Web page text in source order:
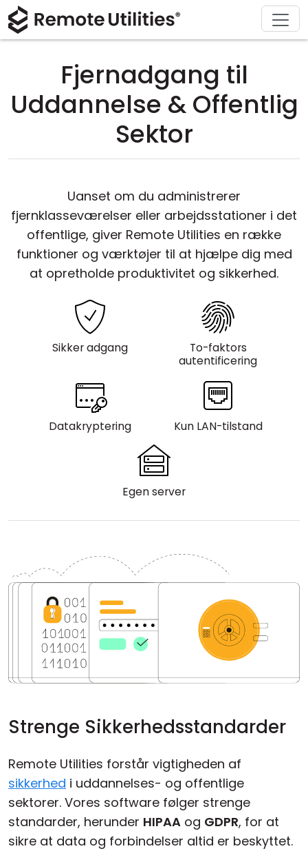
Fjernadgang til
Uddannelse & Offentlig
Sektor
Uanset om du administrerer
fjernklasseværelser eller arbejdsstationer i det
offentlige, giver Remote Utilities en række
funktioner og værktøjer til at hjælpe dig med
at opretholde produktivitet og sikkerhed.
Sikker adgang
To-faktors
autentificering
Datakryptering Kun LAN-tilstand
Egen server
Strenge Sikkerhedsstandarder
Remote Utilities forstår vigtigheden af
sikkerhed i uddannelses- og offentlige
sektorer. Vores software følger strenge
standarder, herunder HIPAA og GDPR, for at
sikre at data og forbindelser altid er beskyttet.
Produkt
Sikkerhed
Udgivelsesnoter
Forbindelsesmodes
Uden tilsyn
Active Directory Support
Cloud og Lokalt
Løsninger
Produktion og Detailhandel
Uddannelse og Offentlig Sektor
Informationsteknologi
Download
iOS/Android
Køb
Licensassistent
Support
Dokumentation
Om
Presseværelse